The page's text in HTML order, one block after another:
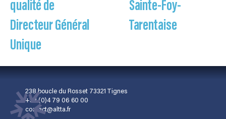
Directeur Général
Unique
Tarentaise
+33 (0)4 79 06 60 00
contact@altta.fr
238 boucle du Rosset 73321 Tignes